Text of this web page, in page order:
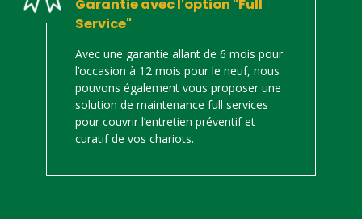
Garantie avec l'option "Full
Service"
Avec une garantie allant de 6 mois pour
l’occasion à 12 mois pour le neuf, nous
pouvons également vous proposer une
solution de maintenance full services
pour couvrir l’entretien préventif et
curatif de vos chariots.